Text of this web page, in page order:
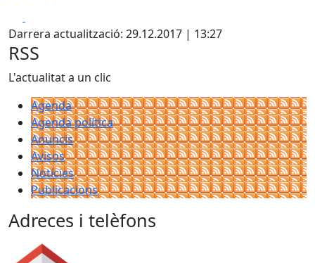
Darrera actualització: 29.12.2017 | 13:27
RSS
L'actualitat a un clic
Agenda
Agenda política
Anuncis
Avisos
Notícies
Publicacions
Adreces i telèfons